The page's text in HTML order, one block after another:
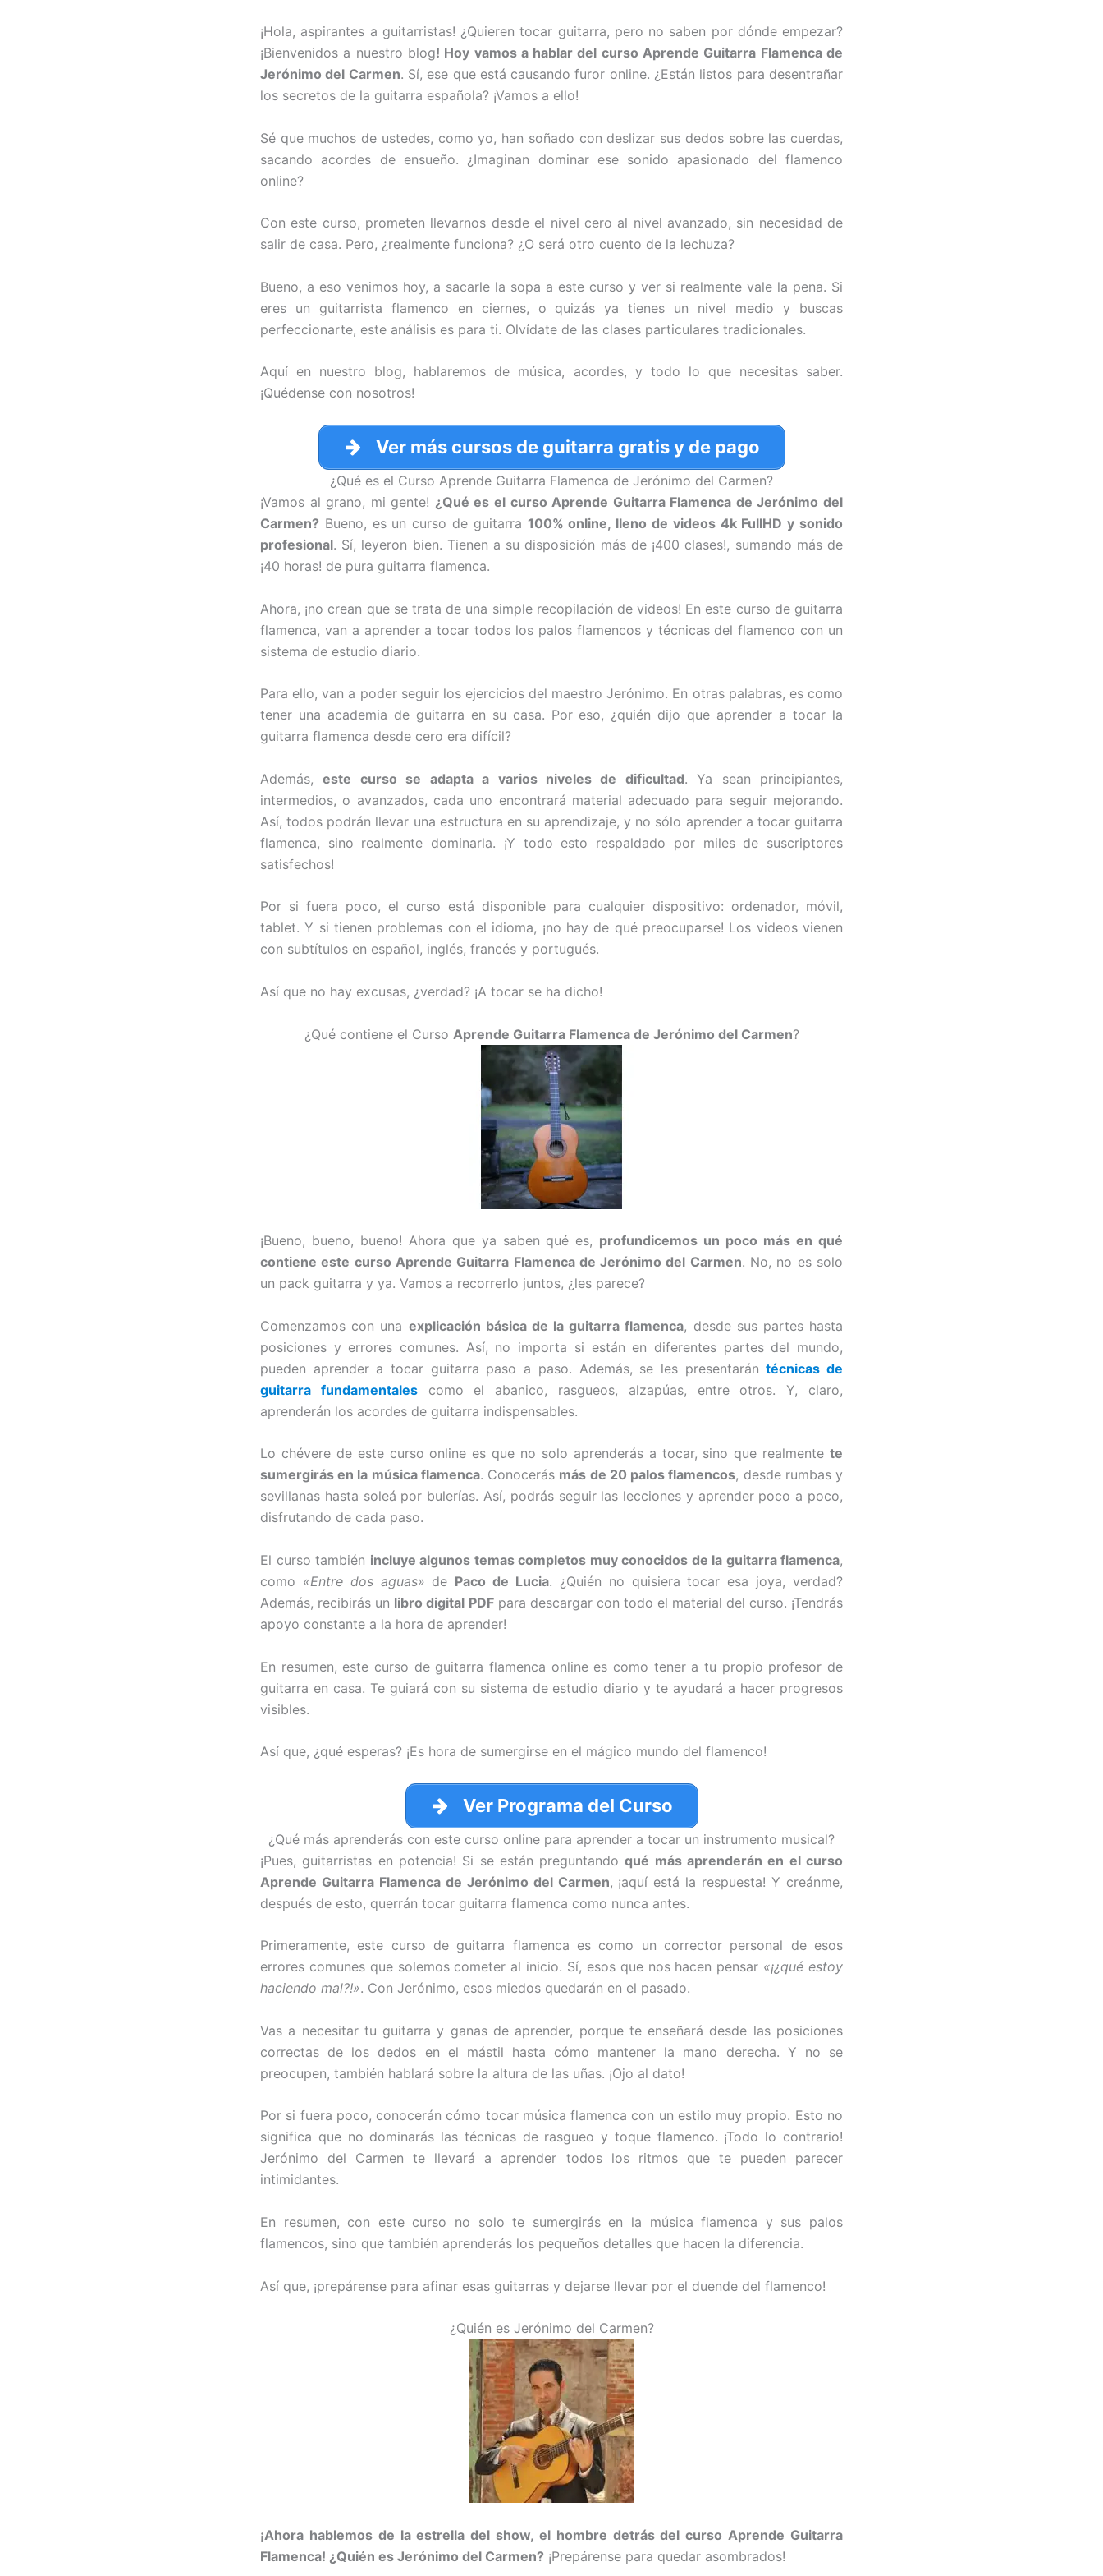
¡Hola, aspirantes a guitarristas! ¿Quieren tocar guitarra, pero no saben por dónde empezar?
¡Bienvenidos a nuestro blog! Hoy vamos a hablar del curso Aprende Guitarra Flamenca de
Jerónimo del Carmen. Sí, ese que está causando furor online. ¿Están listos para desentrañar
los secretos de la guitarra española? ¡Vamos a ello!
Sé que muchos de ustedes, como yo, han soñado con deslizar sus dedos sobre las cuerdas,
sacando acordes de ensueño. ¿Imaginan dominar ese sonido apasionado del flamenco
online?
Con este curso, prometen llevarnos desde el nivel cero al nivel avanzado, sin necesidad de
salir de casa. Pero, ¿realmente funciona? ¿O será otro cuento de la lechuza?
Bueno, a eso venimos hoy, a sacarle la sopa a este curso y ver si realmente vale la pena. Si
eres un guitarrista flamenco en ciernes, o quizás ya tienes un nivel medio y buscas
perfeccionarte, este análisis es para ti. Olvídate de las clases particulares tradicionales.
Aquí en nuestro blog, hablaremos de música, acordes, y todo lo que necesitas saber.
¡Quédense con nosotros!
Ver más cursos de guitarra gratis y de pago
¿Qué es el Curso Aprende Guitarra Flamenca de Jerónimo del Carmen?
¡Vamos al grano, mi gente! ¿Qué es el curso Aprende Guitarra Flamenca de Jerónimo del
Carmen? Bueno, es un curso de guitarra 100% online, lleno de videos 4k FullHD y sonido
profesional. Sí, leyeron bien. Tienen a su disposición más de ¡400 clases!, sumando más de
¡40 horas! de pura guitarra flamenca.
Ahora, ¡no crean que se trata de una simple recopilación de videos! En este curso de guitarra
flamenca, van a aprender a tocar todos los palos flamencos y técnicas del flamenco con un
sistema de estudio diario.
Para ello, van a poder seguir los ejercicios del maestro Jerónimo. En otras palabras, es como
tener una academia de guitarra en su casa. Por eso, ¿quién dijo que aprender a tocar la
guitarra flamenca desde cero era difícil?
Además,este curso se adapta a varios niveles de dificultad. Ya sean principiantes,
intermedios, o avanzados, cada uno encontrará material adecuado para seguir mejorando.
Así, todos podrán llevar una estructura en su aprendizaje, y no sólo aprender a tocar guitarra
flamenca, sino realmente dominarla. ¡Y todo esto respaldado por miles de suscriptores
satisfechos!
Por si fuera poco, el curso está disponible para cualquier dispositivo: ordenador, móvil,
tablet. Y si tienen problemas con el idioma, ¡no hay de qué preocuparse! Los videos vienen
con subtítulos en español, inglés, francés y portugués.
Así que no hay excusas, ¿verdad? ¡A tocar se ha dicho!
¿Qué contiene el Curso Aprende Guitarra Flamenca de Jerónimo del Carmen?
¡Bueno, bueno, bueno! Ahora que ya saben qué es, profundicemos un poco más en qué
contiene este curso Aprende Guitarra Flamenca de Jerónimo del Carmen. No, no es solo
un pack guitarra y ya. Vamos a recorrerlo juntos, ¿les parece?
Comenzamos con una explicación básica de la guitarra flamenca, desde sus partes hasta
posiciones y errores comunes. Así, no importa si están en diferentes partes del mundo,
pueden aprender a tocar guitarra paso a paso. Además, se les presentarántécnicas de
guitarra fundamentalescomo el abanico, rasgueos, alzapúas, entre otros. Y, claro,
aprenderán los acordes de guitarra indispensables.
Lo chévere de este curso online es que no solo aprenderás a tocar, sino que realmente te
sumergirás en la música flamenca. Conocerás más de 20 palos flamencos, desde rumbas y
sevillanas hasta soleá por bulerías. Así, podrás seguir las lecciones y aprender poco a poco,
disfrutando de cada paso.
El curso también incluye algunos temas completos muy conocidos de la guitarra flamenca,
como «Entre dos aguas» de Paco de Lucia. ¿Quién no quisiera tocar esa joya, verdad?
Además, recibirás un libro digital PDF para descargar con todo el material del curso. ¡Tendrás
apoyo constante a la hora de aprender!
En resumen, este curso de guitarra flamenca online es como tener a tu propio profesor de
guitarra en casa. Te guiará con su sistema de estudio diario y te ayudará a hacer progresos
visibles.
Así que, ¿qué esperas? ¡Es hora de sumergirse en el mágico mundo del flamenco!
Ver Programa del Curso
¿Qué más aprenderás con este curso online para aprender a tocar un instrumento musical?
¡Pues, guitarristas en potencia! Si se están preguntandoqué más aprenderán en el curso
Aprende Guitarra Flamenca de Jerónimo del Carmen, ¡aquí está la respuesta! Y creánme,
después de esto, querrán tocar guitarra flamenca como nunca antes.
Primeramente, este curso de guitarra flamenca es como un corrector personal de esos
errores comunes que solemos cometer al inicio. Sí, esos que nos hacen pensar «¡¿qué estoy
haciendo mal?!». Con Jerónimo, esos miedos quedarán en el pasado.
Vas a necesitar tu guitarra y ganas de aprender, porque te enseñará desde las posiciones
correctas de los dedos en el mástil hasta cómo mantener la mano derecha. Y no se
preocupen, también hablará sobre la altura de las uñas. ¡Ojo al dato!
Por si fuera poco, conocerán cómo tocar música flamenca con un estilo muy propio. Esto no
significa que no dominarás las técnicas de rasgueo y toque flamenco. ¡Todo lo contrario!
Jerónimo del Carmen te llevará a aprender todos los ritmos que te pueden parecer
intimidantes.
En resumen, con este curso no solo te sumergirás en la música flamenca y sus palos
flamencos, sino que también aprenderás los pequeños detalles que hacen la diferencia.
Así que, ¡prepárense para afinar esas guitarras y dejarse llevar por el duende del flamenco!
¿Quién es Jerónimo del Carmen?
¡Ahora hablemos de la estrella del show, el hombre detrás del curso Aprende Guitarra
Flamenca! ¿Quién es Jerónimo del Carmen? ¡Prepárense para quedar asombrados!